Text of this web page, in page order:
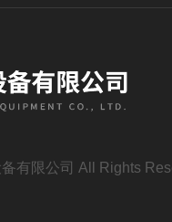
有限公司 All Rights